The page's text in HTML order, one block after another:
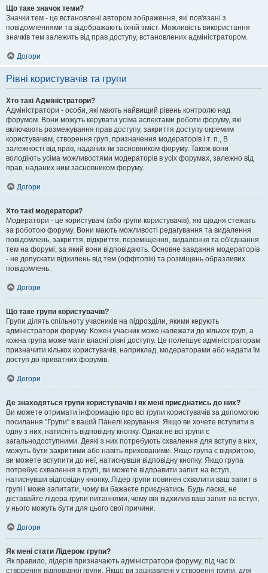
Що таке значок теми?
Значки тем - це встановлені автором зображення, які пов'язані з
повідомленнями та відображають їхній зміст. Можливість використання
значків тем залежить від прав доступу, встановлених адміністратором.
Догори
Рівні користувачів та групи
Хто такі Адміністратори?
Адміністратори - особи, які мають найвищий рівень контролю над
форумом. Вони можуть керувати усіма аспектами роботи форуму, які
включають розмежування прав доступу, закриття доступу окремим
користувачам, створення груп, призначення модераторів і т. п., В
залежності від прав, наданих їм засновником форуму. Також вони
володіють усіма можливостями модераторів в усіх форумах, залежно від
прав, наданих ним засновником форуму.
Догори
Хто такі модератори?
Модератори - це користувачі (або групи користувачів), які щодня стежать
за роботою форуму. Вони мають можливості редагування та видалення
повідомлень, закриття, відкриття, переміщення, видалення та об'єднання
тем на форумі, за який вони відповідають. Основне завдання модераторів
- не допускати відхилень від тем (оффтопік) та розміщень образливих
повідомлень.
Догори
Що таке групи користувачів?
Групи ділять спільноту учасників на підрозділи, якими керують
адміністратори форуму. Кожен учасник може належати до кількох груп, а
кожна група може мати власні рівні доступу. Це полегшує адміністраторам
призначити кількох користувачів, наприклад, модераторами або надати їм
доступ до приватних форумів.
Догори
Де знаходяться групи користувачів і як мені приєднатись до них?
Ви можете отримати інформацію про всі групи користувачів за допомогою
посилання "Групи" в вашій Панелі керування. Якщо ви хочете вступити в
одну з них, натисніть відповідну кнопку. Однак не всі групи є
загальнодоступними. Деякі з них потребують схвалення для вступу в них,
можуть бути закритими або навіть прихованими. Якщо група є відкритою,
ви можете вступити до неї, натиснувши відповідну кнопку. Якщо група
потребує схвалення в групі, ви можете відправити запит на вступ,
натиснувши відповідну кнопку. Лідер групи повинен схвалити ваш запит в
групі і може запитати, чому ви бажаєте приєднатись. Будь ласка, не
діставайте лідера групи питаннями, чому він відхилив ваш запит на вступ,
у нього можуть бути для цього свої причини.
Догори
Як мені стати Лідером групи?
Як правило, лідерів призначають адміністратори форуму, під час їх
створення відповідної групи. Якщо ви зацікавлені у створенні групи, для